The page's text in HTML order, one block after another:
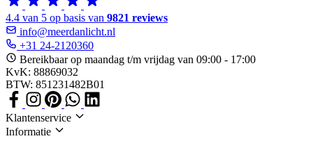
4.4 van 5 op basis van 9821 reviews
info@meerdanlicht.nl
+31 24-2120360
Bereikbaar op maandag t/m vrijdag van 09:00 - 17:00
KvK: 88869032
BTW: 851231482B01
Klantenservice
Informatie